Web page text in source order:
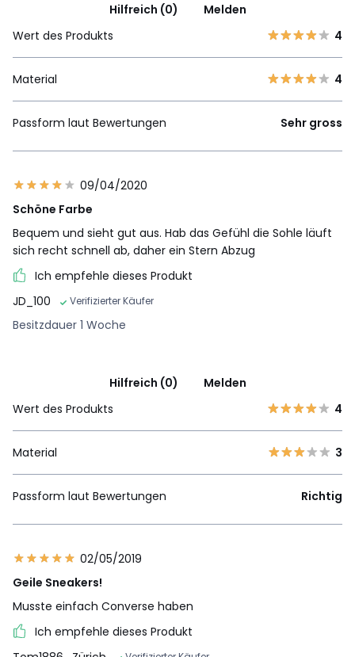
Hilfreich (0)
Melden
Wert des Produkts
4
Material 4
Passform laut Bewertungen Sehr gross
09/04/2020
Schöne Farbe
Bequem und sieht gut aus. Hab das Gefühl die Sohle läuft
sich recht schnell ab, daher ein Stern Abzug
Ich empfehle dieses Produkt
JD_100
Verifizierter Käufer
Besitzdauer 1 Woche
Hilfreich (0)
Melden
Wert des Produkts
4
Material 3
Passform laut Bewertungen Richtig
02/05/2019
Geile Sneakers!
Musste einfach Converse haben
Ich empfehle dieses Produkt